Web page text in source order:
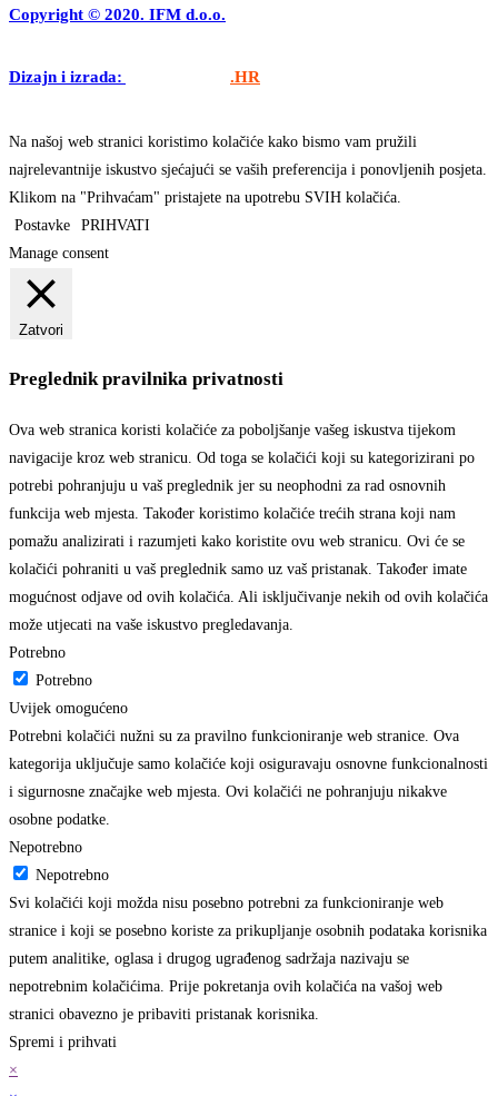
Copyright © 2020. IFM d.o.o.
Dizajn i izrada: .HR
Na našoj web stranici koristimo kolačiće kako bismo vam pružili
najrelevantnije iskustvo sjećajući se vaših preferencija i ponovljenih posjeta.
Klikom na "Prihvaćam" pristajete na upotrebu SVIH kolačića.
Postavke
PRIHVATI
Manage consent
Zatvori
Preglednik pravilnika privatnosti
Ova web stranica koristi kolačiće za poboljšanje vašeg iskustva tijekom
navigacije kroz web stranicu. Od toga se kolačići koji su kategorizirani po
potrebi pohranjuju u vaš preglednik jer su neophodni za rad osnovnih
funkcija web mjesta. Također koristimo kolačiće trećih strana koji nam
pomažu analizirati i razumjeti kako koristite ovu web stranicu. Ovi će se
kolačići pohraniti u vaš preglednik samo uz vaš pristanak. Također imate
mogućnost odjave od ovih kolačića. Ali isključivanje nekih od ovih kolačića
može utjecati na vaše iskustvo pregledavanja.
Potrebno
Potrebno
Uvijek omogućeno
Potrebni kolačići nužni su za pravilno funkcioniranje web stranice. Ova
kategorija uključuje samo kolačiće koji osiguravaju osnovne funkcionalnosti
i sigurnosne značajke web mjesta. Ovi kolačići ne pohranjuju nikakve
osobne podatke.
Nepotrebno
Nepotrebno
Svi kolačići koji možda nisu posebno potrebni za funkcioniranje web
stranice i koji se posebno koriste za prikupljanje osobnih podataka korisnika
putem analitike, oglasa i drugog ugrađenog sadržaja nazivaju se
nepotrebnim kolačićima. Prije pokretanja ovih kolačića na vašoj web
stranici obavezno je pribaviti pristanak korisnika.
Spremi i prihvati
×